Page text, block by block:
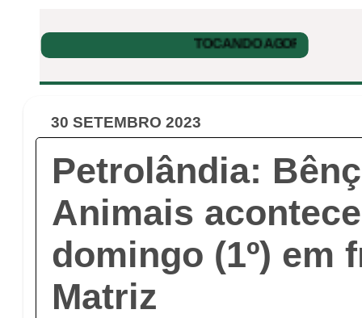
30 SETEMBRO 2023
Petrolândia:
Animais
domingo (1º) em
Matriz